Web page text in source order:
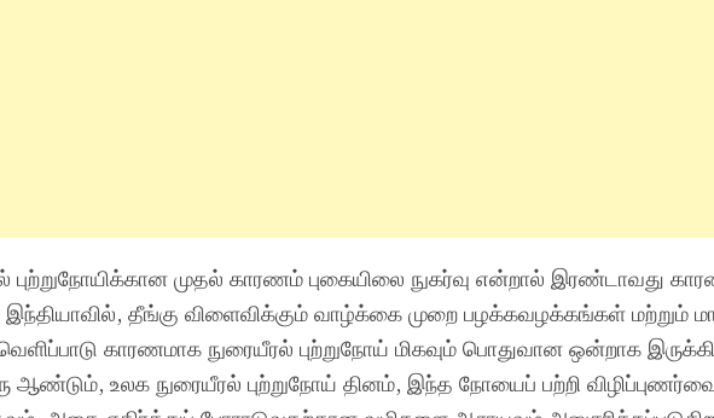
புற்றுநோயிக்கான முதல் காரணம் புகையிலை நுகர்வு என்றால் இரண்டாவது
இந்தியாவில், தீங்கு விளைவிக்கும் வாழ்க்கை முறை பழக்கவழக்கங்கள் மற்றும்
காரணமாக நுரையீரல் புற்றுநோய் மிகவும் பொதுவான ஒன்றாக
உலக நுரையீரல் புற்றுநோய் தினம், இந்த நோயைப் பற்றி